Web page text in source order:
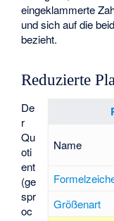
eingeklammerte
und sich auf die
bezieht.
Reduzierte
Name
Größenart
De
r
Qu
oti
ent
(ge
spr
oc